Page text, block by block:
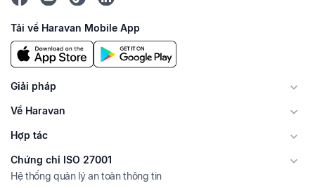
Tải về Haravan Mobile App
Giải pháp
Về Haravan
Hợp tác
Chứng chỉ ISO 27001
Hệ thống quản lý an toàn thông tin